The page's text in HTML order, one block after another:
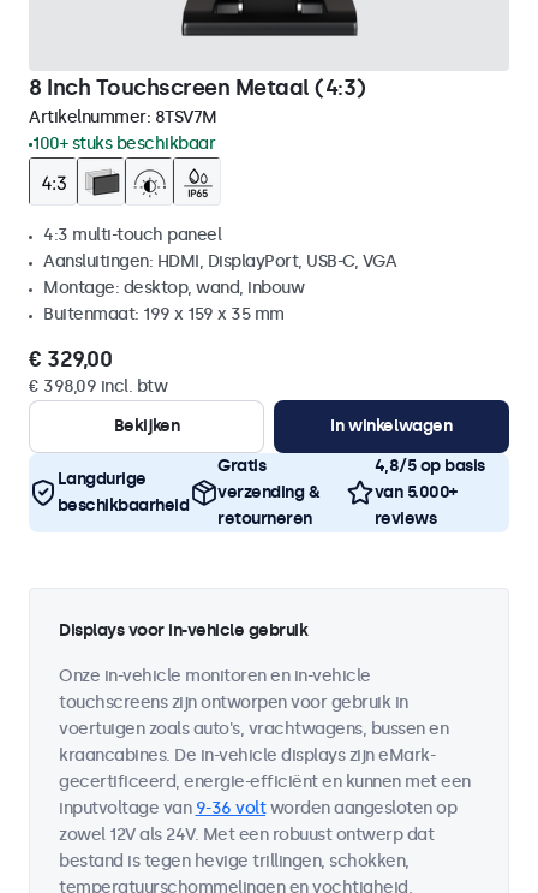
8 Inch Touchscreen Metaal (4:3)
Artikelnummer: 8TSV7M
100+ stuks beschikbaar
4:3 multi-touch paneel
Aansluitingen: HDMI, DisplayPort, USB-C, VGA
Montage: desktop, wand, inbouw
Buitenmaat: 199 x 159 x 35 mm
€ 329,00
€ 398,09 incl. btw
Bekijken
In winkelwagen
Langdurige
beschikbaarheid
Gratis
verzending &
retourneren
4,8/5 op basis
van 5.000+
reviews
Displays voor in-vehicle gebruik
Onze in-vehicle monitoren en in-vehicle
touchscreens zijn ontworpen voor gebruik in
voertuigen zoals auto's, vrachtwagens, bussen en
kraancabines. De in-vehicle displays zijn eMark-
gecertificeerd, energie-efficiënt en kunnen met een
inputvoltage van 9-36 voltworden aangesloten op
zowel 12V als 24V. Met een robuust ontwerp dat
bestand is tegen hevige trillingen, schokken,
temperatuurschommelingen en vochtigheid,